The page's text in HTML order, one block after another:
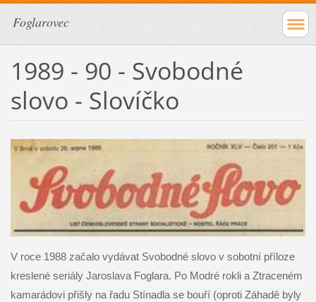
Foglarovec
1989 - 90 - Svobodné
slovo - Slovíčko
V roce 1988 začalo vydávat Svobodné slovo v sobotní příloze
kreslené seriály Jaroslava Foglara. Po Modré rokli a Ztraceném
kamarádovi přišly na řadu Stínadla se bouří (oproti Záhadě byly